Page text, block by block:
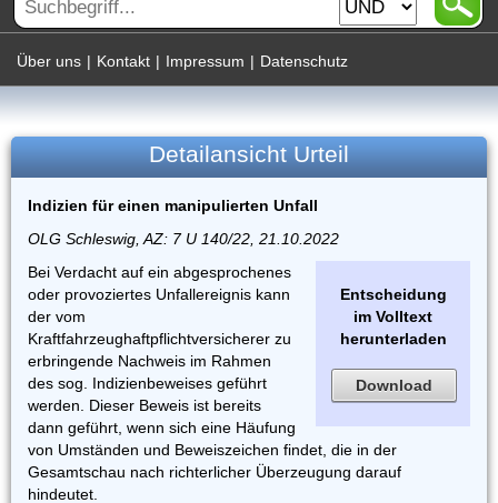
Über uns | Kontakt | Impressum | Datenschutz
Detailansicht Urteil
Indizien für einen manipulierten Unfall
OLG Schleswig, AZ: 7 U 140/22, 21.10.2022
Entscheidung
im Volltext
herunterladen
Download
Bei Verdacht auf ein abgesprochenes
oder provoziertes Unfallereignis kann
der vom
Kraftfahrzeughaftpflichtversicherer zu
erbringende Nachweis im Rahmen
des sog. Indizienbeweises geführt
werden. Dieser Beweis ist bereits
dann geführt, wenn sich eine Häufung
von Umständen und Beweiszeichen findet, die in der
Gesamtschau nach richterlicher Überzeugung darauf
hindeutet.